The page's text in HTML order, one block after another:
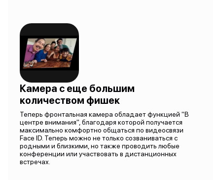
Камера с еще большим
количеством фишек
Теперь фронтальная камера обладает функцией "В
центре внимания", благодаря которой получается
максимально комфортно общаться по видеосвязи
Face ID. Теперь можно не только созваниваться с
родными и близкими, но также проводить любые
конференции или участвовать в дистанционных
встречах.